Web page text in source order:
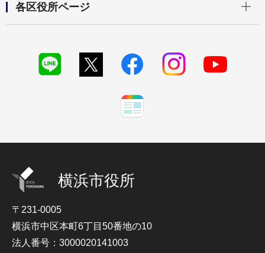
各区役所ページ
横浜市役所
〒231-0005
横浜市中区本町6丁目50番地の10
法人番号：3000020141003